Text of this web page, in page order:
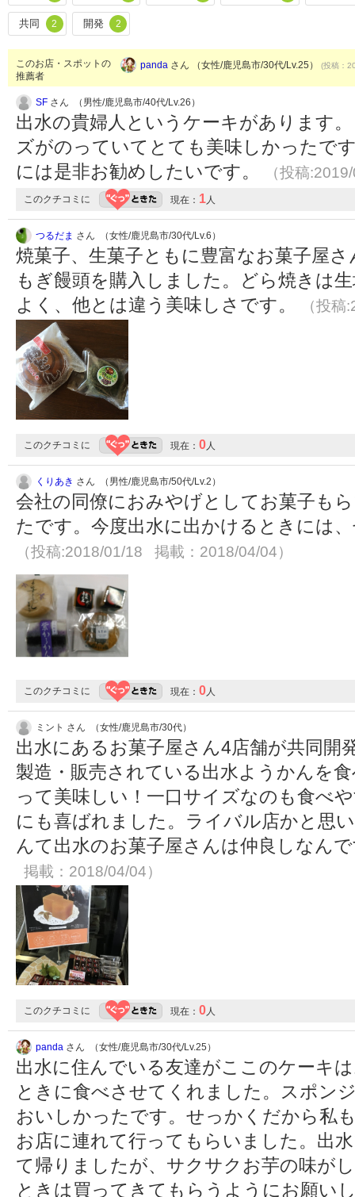
共同 2 開発 2
このお店・スポットの
推薦者
panda さん （女性/鹿児島市/30代/Lv.25） (投稿：
SF さん （男性/鹿児島市/40代/Lv.26）
出水の貴婦人というケーキがあります
ズがのっていてとても美味しかったで
には是非お勧めしたいです。
（投稿
このクチコミに 現在： 1人
つるだま さん （女性/鹿児島市/30代/Lv.6）
焼菓子、生菓子ともに豊富なお菓子屋
もぎ饅頭を購入しました。どら焼きは
よく、他とは違う美味しさです。
（投
このクチコミに 現在： 0人
くりあき さん （男性/鹿児島市/50代/Lv.2）
会社の同僚におみやげとしてお菓子も
たです。今度出水に出かけるときには
（投稿:2018/01/18 掲載：2018/04/04）
このクチコミに 現在： 0人
ミント さん （女性/鹿児島市/30代）
出水にあるお菓子屋さん4店舗が共同開
製造・販売されている出水ようかんを
って美味しい！一口サイズなのも食べ
にも喜ばれました。ライバル店かと思
んて出水のお菓子屋さんは仲良しなん
掲載：2018/04/04）
このクチコミに 現在： 0人
panda さん （女性/鹿児島市/30代/Lv.25）
出水に住んでいる友達がここのケーキ
ときに食べさせてくれました。スポン
おいしかったです。せっかくだから私
お店に連れて行ってもらいました。出
て帰りましたが、サクサクお芋の味が
ときは買ってきてもらうようにお願い